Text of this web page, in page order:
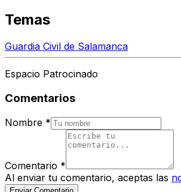
Temas
Guardia Civil de Salamanca
Espacio Patrocinado
Comentarios
Nombre *
Comentario *
Al enviar tu comentario, aceptas las